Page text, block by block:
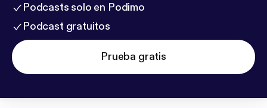
Podcasts solo en Podimo
Podcast gratuitos
Prueba gratis